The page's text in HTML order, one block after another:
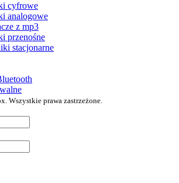
cyfrowe
analogowe
z mp3
przenośne
stacjonarne
Wszystkie prawa zastrzeżone.